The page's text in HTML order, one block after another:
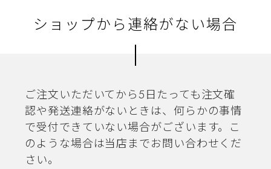
ショップから連絡がない場合
ご注文いただいてから5日たっても注文確
認や発送連絡がないときは、何らかの事情
で受付できていない場合がございます。こ
のような場合は当店までお問い合わせくだ
さい。